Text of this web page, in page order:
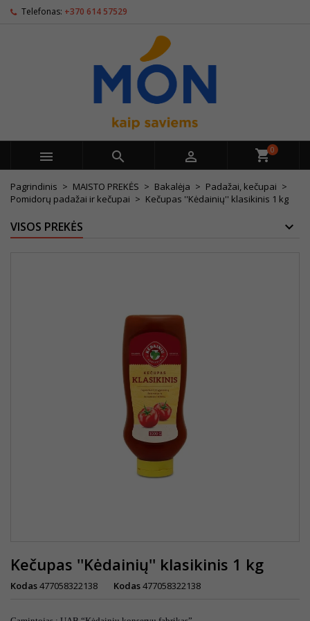
Telefonas: +370 614 57529
   0
Pagrindinis MAISTO PREKĖS Bakalėja
Padažai, kečupai
Pomidorų padažai ir kečupai
Kečupas ''Kėdainių'' klasikinis 1 kg
VISOS PREKĖS
Kečupas ''Kėdainių'' klasikinis 1 kg
Kodas477058322138 Kodas477058322138